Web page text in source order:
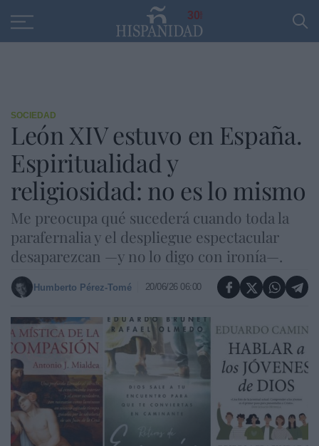
30
SOCIEDAD
León XIV estuvo en España.
Espiritualidad y
religiosidad: no es lo mismo
Me preocupa qué sucederá cuando toda la
parafernalia y el despliegue espectacular
desaparezcan —y no lo digo con ironía—.
Humberto Pérez-Tomé 20/06/26 06:00